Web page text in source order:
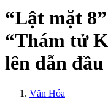
“Lật mặt
“Thám tử
lên dẫn
Văn Hóa